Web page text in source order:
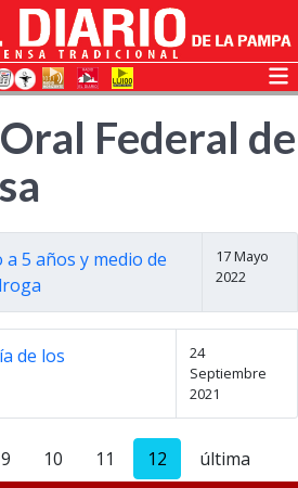
Federal de
5 años y medio de
17 Mayo
2022
de los
24
Septiembre
2021
9 10 11 12 última